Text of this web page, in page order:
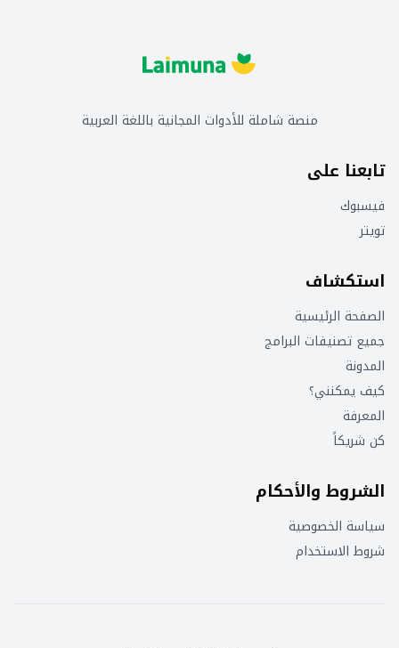
منصة شاملة للأدوات المجانية باللغة العربية
تابعنا على
فيسبوك
تويتر
استكشاف
الصفحة الرئيسية
جميع تصنيفات البرامج
المدونة
كيف يمكنني؟
المعرفة
كن شريكاً
الشروط والأحكام
سياسة الخصوصية
شروط الاستخدام